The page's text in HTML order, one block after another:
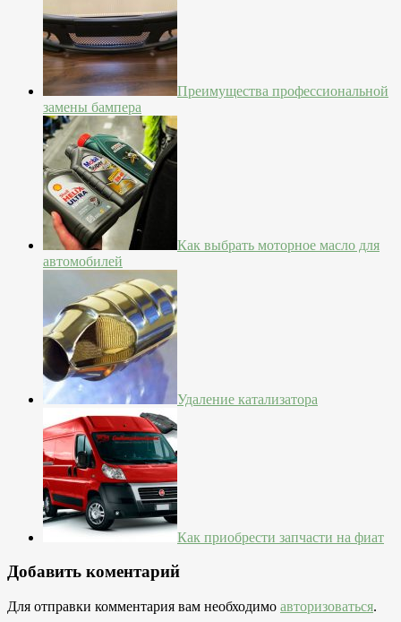
Преимущества профессиональной
замены бампера
Как выбрать моторное масло для
автомобилей
Удаление катализатора
Как приобрести запчасти на фиат
Добавить коментарий
Для отправки комментария вам необходимо авторизоваться.